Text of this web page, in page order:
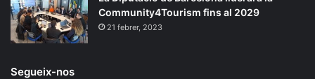
Community4Tourism fins al 2029
21 febrer, 2023
Segueix-nos